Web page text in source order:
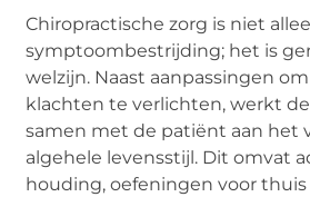
Chiropractische zorg is niet
symptoombestrijding; het is
welzijn. Naast aanpassingen
klachten te verlichten, werkt
samen met de patiënt aan het
algehele levensstijl. Dit omvat
houding, oefeningen voor thuis